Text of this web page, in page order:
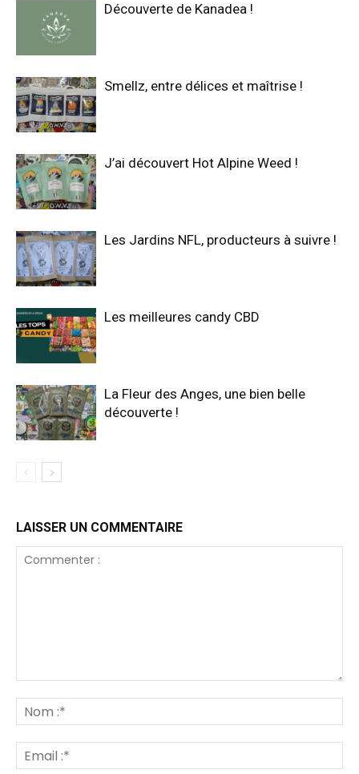
Découverte de Kanadea !
Smellz, entre délices et maîtrise !
J’ai découvert Hot Alpine Weed !
Les Jardins NFL, producteurs à suivre !
Les meilleures candy CBD
La Fleur des Anges, une bien belle
découverte !
LAISSER UN COMMENTAIRE